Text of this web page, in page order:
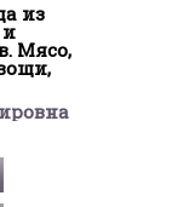
из
Мясо,